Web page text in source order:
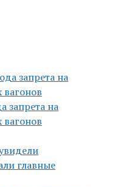
запрета на